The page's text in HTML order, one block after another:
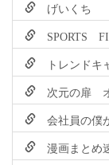
げいくち
SPORTS
トレンドキ
次元の扉
会社員の僕
漫画まとめ